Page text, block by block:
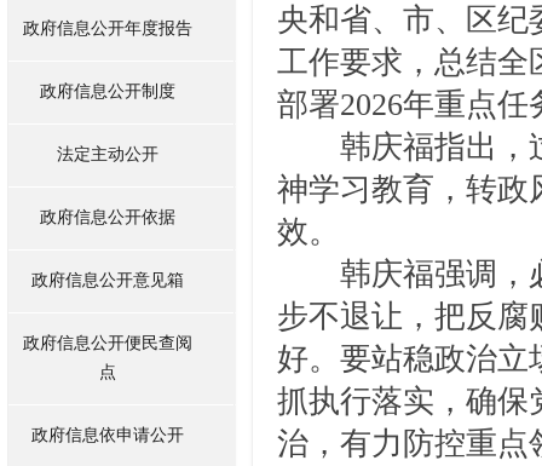
政府信息公开年度报告
政府信息公开制度
法定主动公开
政府信息公开依据
政府信息公开意见箱
政府信息公开便民查阅
点
政府信息依申请公开
央和省、市、区纪
工作要求，总结全
部署2026年重点
韩庆福指出，
神学习教育，转政
效。
韩庆福强调，
步不退让，把反腐
好。要站稳政治立
抓执行落实，确保
治，有力防控重点